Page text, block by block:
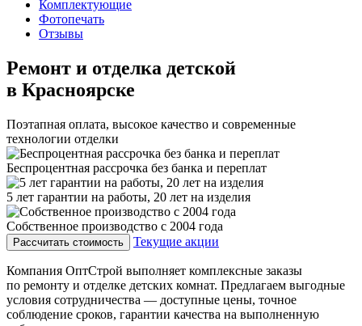
Комплектующие
Фотопечать
Отзывы
Ремонт и отделка детской
в Красноярске
Поэтапная оплата, высокое качество и современные
технологии отделки
Беспроцентная рассрочка без банка и переплат
5 лет гарантии на работы, 20 лет на изделия
Собственное производство с 2004 года
Рассчитать стоимость Текущие акции
Компания ОптСтрой выполняет комплексные заказы
по ремонту и отделке детских комнат. Предлагаем выгодные
условия сотрудничества — доступные цены, точное
соблюдение сроков, гарантии качества на выполненную